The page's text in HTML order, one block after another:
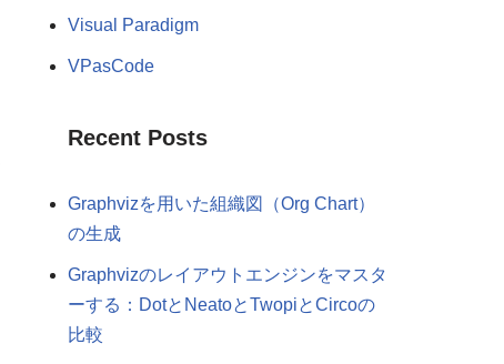
Visual Paradigm
VPasCode
Recent Posts
Graphvizを用いた組織図（Org Chart）
の生成
Graphvizのレイアウトエンジンをマスタ
ーする：DotとNeatoとTwopiとCircoの
比較